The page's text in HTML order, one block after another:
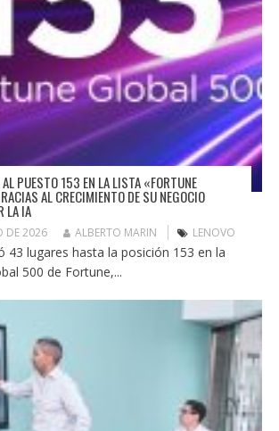
AL PUESTO 153 EN LA LISTA «FORTUNE
AL CRECIMIENTO DE SU NEGOCIO
LA IA
DE 2026 ALBERTO MARIN LENOVO
43 lugares hasta la posición 153 en la
500 de Fortune,...